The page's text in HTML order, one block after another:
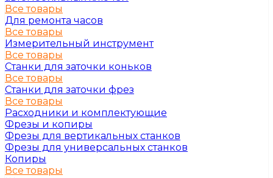
Все товары
Для ремонта часов
Все товары
Измерительный инструмент
Все товары
Станки для заточки коньков
Все товары
Станки для заточки фрез
Все товары
Расходники и комплектующие
Фрезы и копиры
Фрезы для вертикальных станков
Фрезы для универсальных станков
Копиры
Все товары